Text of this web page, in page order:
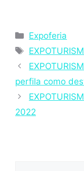
Categorías
Expoferia
Etiquetas
perfila como
2022